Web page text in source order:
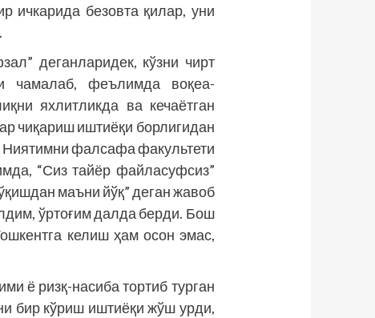
ичкарида безовта қилар, уни
деганларидек, кўзни чирт
чамалаб, феълимда воқеа-
яхлитликда ва кечаётган
чиқариш иштиёқи борлигидан
фалсафа факультети
“Сиз тайёр файласуфсиз”
маъни йўқ” деган жавоб
ўртоғим далда берди. Бош
келиш ҳам осон эмас,
ё ризқ-насиба тортиб турган
бир кўриш иш­тиёқи жўш урди,